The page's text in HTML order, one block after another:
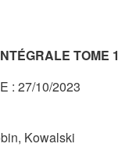
TOME 1
: 27/10/2023
Kowalski